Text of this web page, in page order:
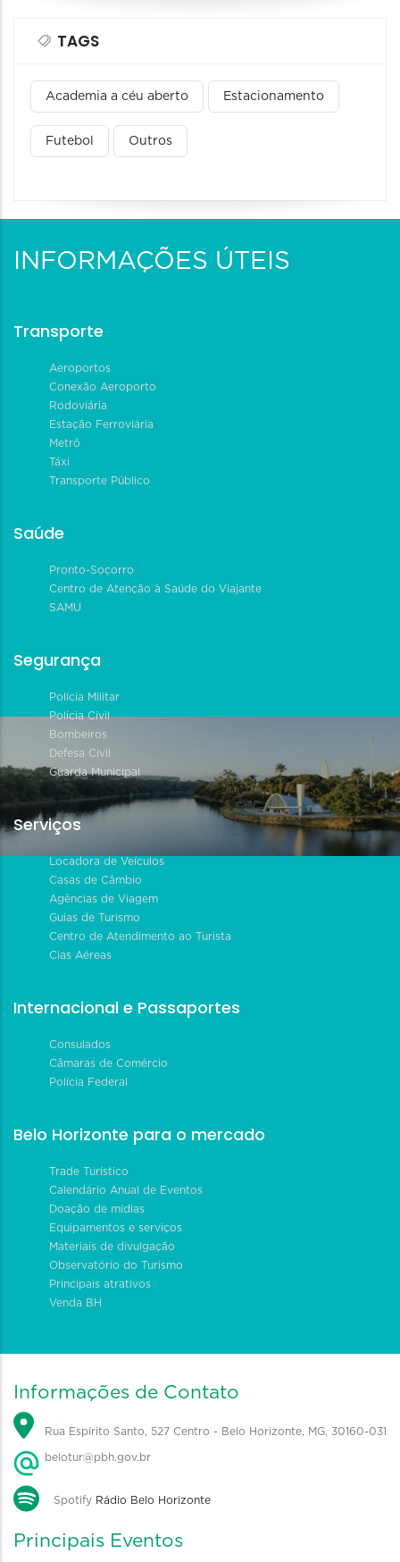
TAGS
Academia a céu aberto Estacionamento
Futebol Outros
INFORMAÇÕES ÚTEIS
Transporte
Aeroportos
Conexão Aeroporto
Rodoviária
Estação Ferroviária
Metrô
Táxi
Transporte Público
Saúde
Pronto-Socorro
Centro de Atenção à Saúde do Viajante
SAMU
Segurança
Polícia Militar
Polícia Civil
Bombeiros
Defesa Civil
Guarda Municipal
Serviços
Locadora de Veículos
Casas de Câmbio
Agências de Viagem
Guias de Turismo
Centro de Atendimento ao Turista
Cias Aéreas
Internacional e Passaportes
Consulados
Câmaras de Comércio
Polícia Federal
Belo Horizonte para o mercado
Trade Turístico
Calendário Anual de Eventos
Doação de mídias
Equipamentos e serviços
Materiais de divulgação
Observatório do Turismo
Principais atrativos
Venda BH
Informações de Contato
Rua Espírito Santo, 527 Centro - Belo Horizonte, MG, 30160-031
belotur@pbh.gov.br
Spotify Rádio Belo Horizonte
Principais Eventos